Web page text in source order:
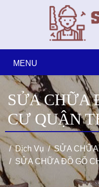
MENU
SỬA CHỮA
CƯ QUẬN
Dịch Vụ
SỬA
SỬA CHỮA ĐỒ GỖ